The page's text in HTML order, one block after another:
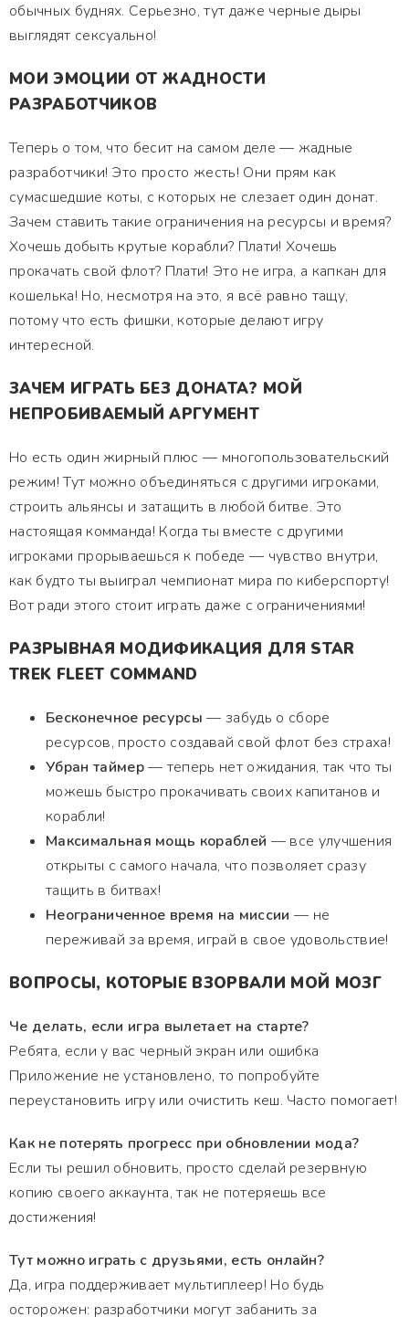
обычных буднях. Серьезно, тут даже черные дыры
выглядят сексуально!
МОИ ЭМОЦИИ ОТ ЖАДНОСТИ
РАЗРАБОТЧИКОВ
Теперь о том, что бесит на самом деле — жадные
разработчики! Это просто жесть! Они прям как
сумасшедшие коты, с которых не слезает один донат.
Зачем ставить такие ограничения на ресурсы и время?
Хочешь добыть крутые корабли? Плати! Хочешь
прокачать свой флот? Плати! Это не игра, а капкан для
кошелька! Но, несмотря на это, я всё равно тащу,
потому что есть фишки, которые делают игру
интересной.
ЗАЧЕМ ИГРАТЬ БЕЗ ДОНАТА? МОЙ
НЕПРОБИВАЕМЫЙ АРГУМЕНТ
Но есть один жирный плюс — многопользовательский
режим! Тут можно объединяться с другими игроками,
строить альянсы и затащить в любой битве. Это
настоящая комманда! Когда ты вместе с другими
игроками прорываешься к победе — чувство внутри,
как будто ты выиграл чемпионат мира по киберспорту!
Вот ради этого стоит играть даже с ограничениями!
РАЗРЫВНАЯ МОДИФИКАЦИЯ ДЛЯ STAR
TREK FLEET COMMAND
Бесконечное ресурсы — забудь о сборе
ресурсов, просто создавай свой флот без страха!
Убран таймер— теперь нет ожидания, так что ты
можешь быстро прокачивать своих капитанов и
корабли!
Максимальная мощь кораблей — все улучшения
открыты с самого начала, что позволяет сразу
тащить в битвах!
Неограниченное время на миссии — не
переживай за время, играй в свое удовольствие!
ВОПРОСЫ, КОТОРЫЕ ВЗОРВАЛИ МОЙ МОЗГ
Че делать, если игра вылетает на старте?
Ребята, если у вас черный экран или ошибка
Приложение не установлено, то попробуйте
переустановить игру или очистить кеш. Часто помогает!
Как не потерять прогресс при обновлении мода?
Если ты решил обновить, просто сделай резервную
копию своего аккаунта, так не потеряешь все
достижения!
Тут можно играть с друзьями, есть онлайн?
Да, игра поддерживает мультиплеер! Но будь
осторожен: разработчики могут забанить за